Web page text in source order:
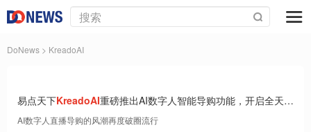
DoNews > KreadoAI
易点天下KreadoAI重磅推出AI数字人智能导购功能，开启全天候
增长新模式
AI数字人直播导购的风潮再度破圈流行